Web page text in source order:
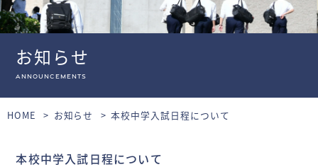
お知らせ
Announcements
HOME お知らせ 本校中学入試日程について
本校中学入試日程について